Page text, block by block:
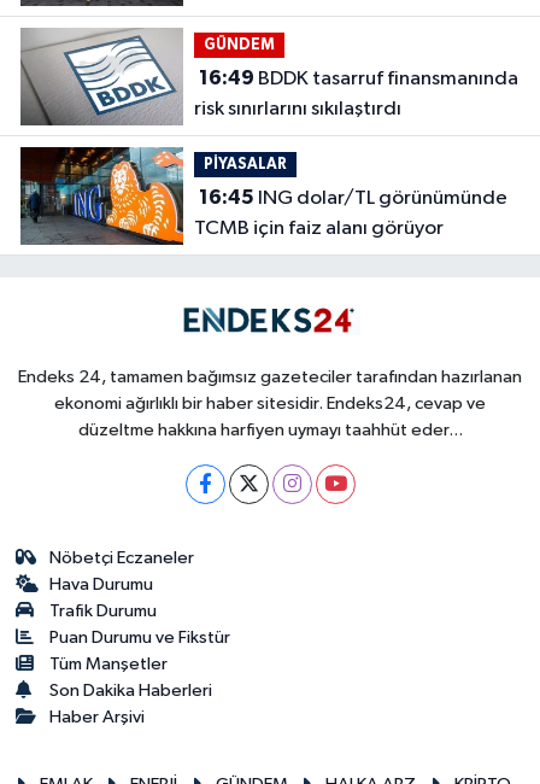
GÜNDEM
16:49
risk sınırlarını sıkılaştırdı
PİYASALAR
16:45
TCMB için faiz alanı görüyor
Endeks 24, tamamen bağımsız gazeteciler tarafından hazırlanan
ekonomi ağırlıklı bir haber sitesidir. Endeks24, cevap ve
düzeltme hakkına harfiyen uymayı taahhüt eder...
Nöbetçi Eczaneler
Hava Durumu
Trafik Durumu
Puan Durumu ve Fikstür
Tüm Manşetler
Son Dakika Haberleri
Haber Arşivi